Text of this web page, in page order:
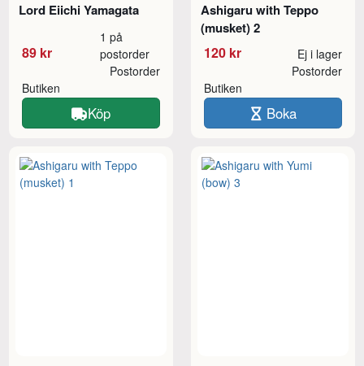
Lord Eiichi Yamagata
89 kr
1 på
postorder
Butiken
Postorder
Köp
Ashigaru with Teppo
(musket) 2
120 kr Ej i lager
Butiken
Postorder
Boka